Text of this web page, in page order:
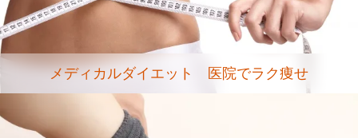
メディカルダイエット 医院でラク痩せ